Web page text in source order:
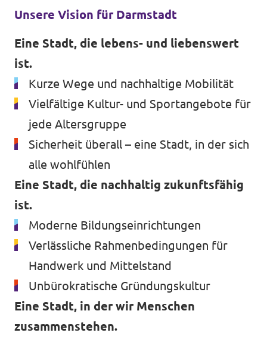
Unsere Vision für Darmstadt
Eine Stadt, die lebens- und liebenswert
ist.
Kurze Wege und nachhaltige Mobilität
Vielfältige Kultur- und Sportangebote für
jede Altersgruppe​
Sicherheit überall – eine Stadt, in der sich
alle wohlfühlen
Eine Stadt, die nachhaltig zukunftsfähig
ist.
Moderne Bildungseinrichtungen
Verlässliche Rahmenbedingungen für
Handwerk und Mittelstand
Unbürokratische Gründungskultur
Eine Stadt, in der wir Menschen
zusammenstehen.